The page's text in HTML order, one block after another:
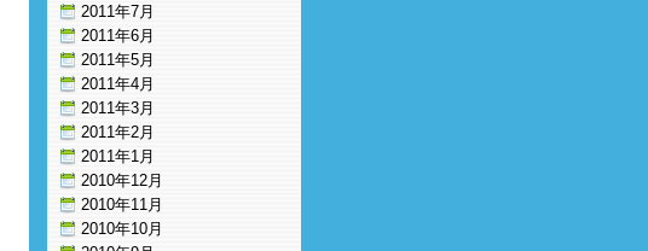
2011年7月
2011年6月
2011年5月
2011年4月
2011年3月
2011年2月
2011年1月
2010年12月
2010年11月
2010年10月